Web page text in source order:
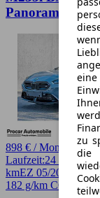
zu
Panorama H/K
898 € / Monat
Laufzeit:24 Monate
kmEZ 05/2026
182 g/km CO2* ·